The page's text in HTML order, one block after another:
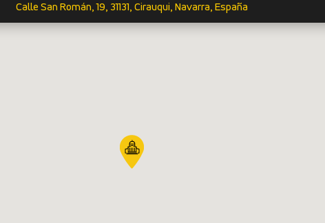
Calle San Román, 19, 31131, Cirauqui, Navarra, España